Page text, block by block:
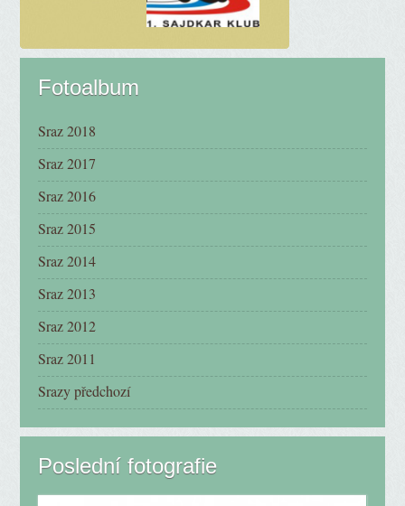
Fotoalbum
Sraz 2018
Sraz 2017
Sraz 2016
Sraz 2015
Sraz 2014
Sraz 2013
Sraz 2012
Sraz 2011
Srazy předchozí
Poslední fotografie